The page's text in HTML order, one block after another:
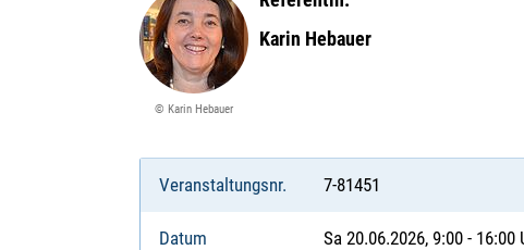
© Karin Hebauer
Karin Hebauer
Veranstaltungsnr. 7-81451
Datum Sa 20.06.2026, 9:00 - 16:00